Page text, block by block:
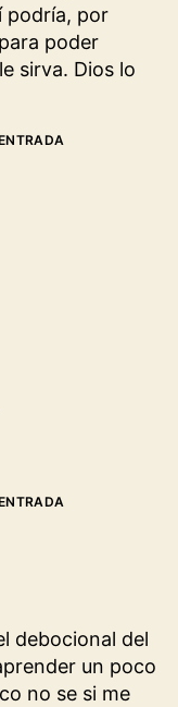
podría, por
poder
sirva. Dios lo
debocional del
un poco
no se si me